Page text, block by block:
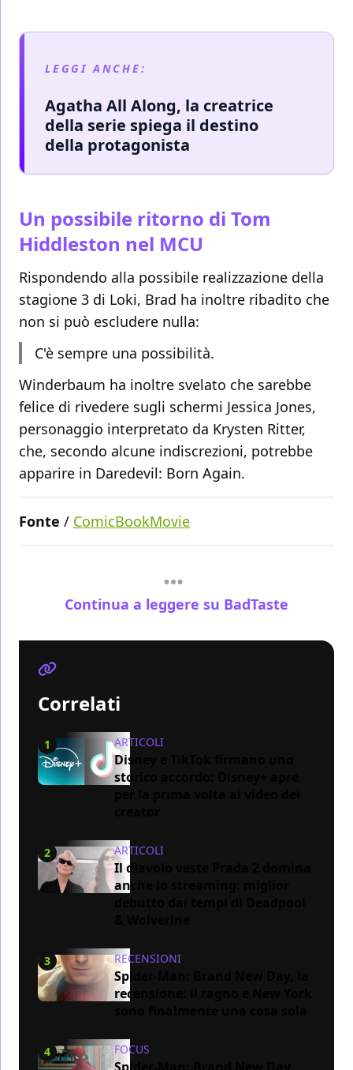
LEGGI ANCHE:
Agatha All Along, la creatrice
della serie spiega il destino
della protagonista
Un possibile ritorno di Tom
Hiddleston nel MCU
Rispondendo alla possibile realizzazione della
stagione 3 di Loki, Brad ha inoltre ribadito che
non si può escludere nulla:
C'è sempre una possibilità.
Winderbaum ha inoltre svelato che sarebbe
felice di rivedere sugli schermi Jessica Jones,
personaggio interpretato da Krysten Ritter,
che, secondo alcune indiscrezioni, potrebbe
apparire in Daredevil: Born Again.
Fonte / ComicBookMovie
Continua a leggere su BadTaste
Correlati
1 ARTICOLI
Disney e TikTok firmano uno
storico accordo: Disney+ apre
2 ARTICOLI
Il diavolo veste Prada 2 domina
anche lo streaming: miglior
3 RECENSIONI
Spider-Man: Brand New Day, la
recensione: il ragno e New York
4 FOCUS